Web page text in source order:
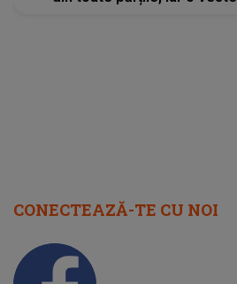
CONECTEAZĂ-TE CU NOI